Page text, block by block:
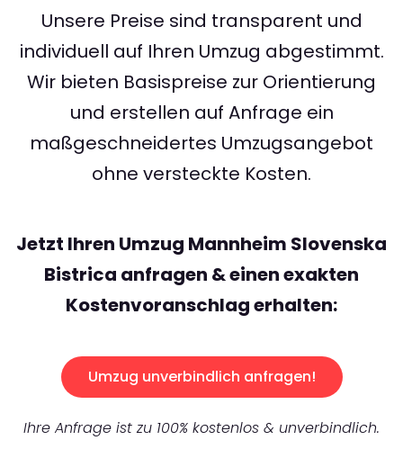
Unsere Preise sind transparent und
individuell auf Ihren Umzug abgestimmt.
Wir bieten Basispreise zur Orientierung
und erstellen auf Anfrage ein
maßgeschneidertes Umzugsangebot
ohne versteckte Kosten.
Jetzt Ihren Umzug Mannheim Slovenska
Bistrica anfragen & einen exakten
Kostenvoranschlag erhalten:
Umzug unverbindlich anfragen!
Ihre Anfrage ist zu 100% kostenlos & unverbindlich.